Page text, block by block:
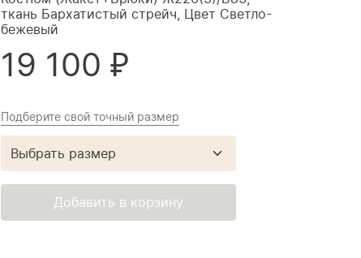
ткань Бархатистый стрейч, Цвет Светло-
бежевый
19 100 ₽
Подберите свой точный размер
Выбрать размер
Добавить в корзину